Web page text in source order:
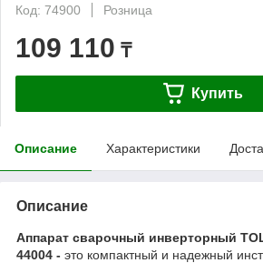
Код: 74900
Розница
109 110 ₸
Купить
Описание Характеристики
Описание
Аппарат сварочный инверторный
44004 - это компактный и надежный